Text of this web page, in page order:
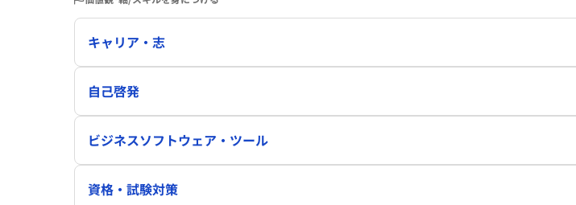
キャリア・志
自己啓発
ビジネスソフトウェア・ツール
資格・試験対策